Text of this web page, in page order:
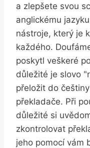
a zlepšete svou
anglickému
nástroje, který je
každého.
poskytl veškeré
důležité je slovo
přeložit do
překladače. Při
důležité si
zkontrolovat
jeho pomocí vám